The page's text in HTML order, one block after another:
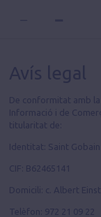
Avís legal
De conformitat amb
Informació i de
titularitat de:
Identitat: Saint Gobain
CIF: B62465141
Domicili: c. Albert
Telèfon: 972 21 09 22